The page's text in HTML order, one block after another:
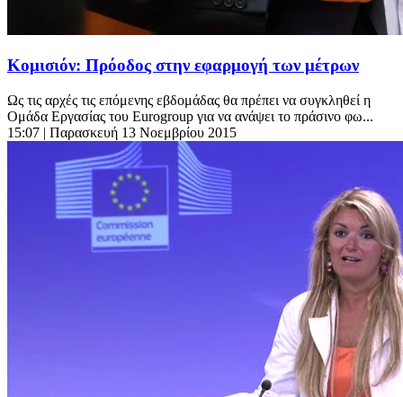
Κομισιόν: Πρόοδος στην εφαρμογή των μέτρων
Ως τις αρχές τις επόμενης εβδομάδας θα πρέπει να συγκληθεί η
Ομάδα Εργασίας του Eurogroup για να ανάψει το πράσινο φω...
15:07 | Παρασκευή 13 Νοεμβρίου 2015